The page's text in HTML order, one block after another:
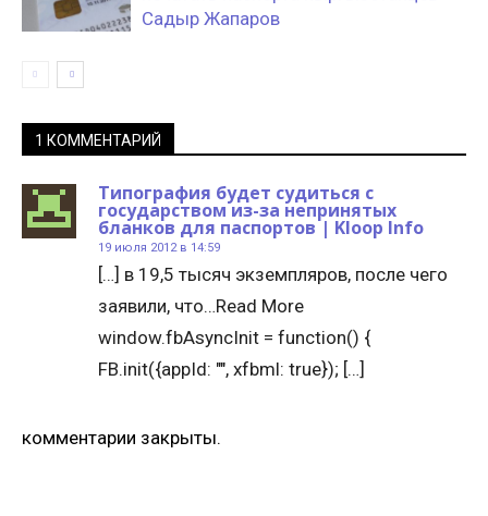
Садыр Жапаров
1 КОММЕНТАРИЙ
Типография будет судиться с
государством из-за непринятых
бланков для паспортов | Kloop Info
19 июля 2012 в 14:59
[…] в 19,5 тысяч экземпляров, после чего
заявили, что…Read More
window.fbAsyncInit = function() {
FB.init({appId: "", xfbml: true}); […]
комментарии закрыты.